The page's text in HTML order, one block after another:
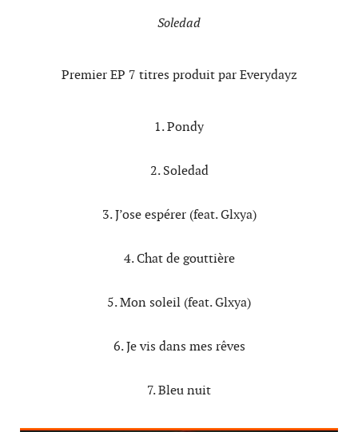
Soledad
Premier EP 7 titres produit par Everydayz
1. Pondy
2. Soledad
3. J’ose espérer (feat. Glxya)
4. Chat de gouttière
5. Mon soleil (feat. Glxya)
6. Je vis dans mes rêves
7. Bleu nuit